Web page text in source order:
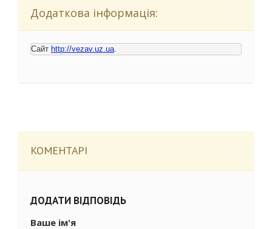
Додаткова інформація:
Сайт http://vezav.uz.ua
КОМЕНТАРІ
ДОДАТИ ВІДПОВІДЬ
Ваше ім'я